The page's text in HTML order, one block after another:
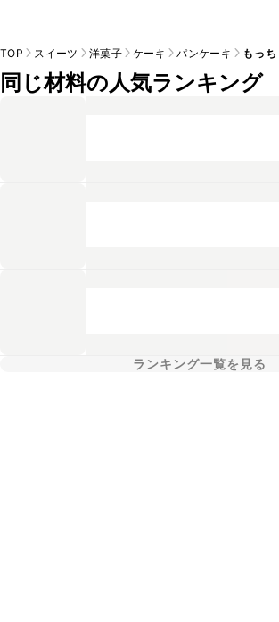
TOP スイーツ 洋菓子 ケーキ パンケーキ もっ
同じ材料の人気ランキング
ランキング一覧を見る